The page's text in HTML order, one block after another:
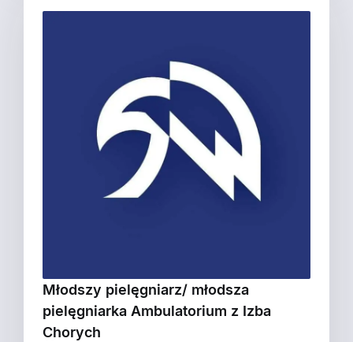
Młodszy pielęgniarz/ młodsza
pielęgniarka Ambulatorium z Izba
Chorych